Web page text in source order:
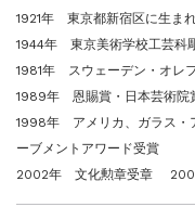
1921年 東京都新宿区に生ま
1944年 東京美術学校工芸科
1981年 スウェーデン・オレ
1989年 恩賜賞・日本芸術院
1998年 アメリカ、ガラス・
ーブメントアワード受賞
2002年 文化勲章受章